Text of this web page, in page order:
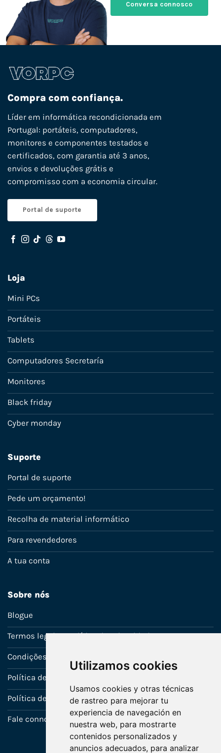
Utilizamos cookies
Usamos cookies y otras técnicas
de rastreo para mejorar tu
experiencia de navegación en
nuestra web, para mostrarte
contenidos personalizados y
anuncios adecuados, para analizar
Conversa connosco
Compra com confiança.
Líder em informática recondicionada em
Portugal: portáteis, computadores,
monitores e componentes testados e
certificados, com garantia até 3 anos,
envios e devoluções grátis e
compromisso com a economia circular.
Portal de suporte
Loja
Mini PCs
Portáteis
Tablets
Computadores Secretaría
Monitores
Black friday
Cyber monday
Suporte
Portal de suporte
Pede um orçamento!
Recolha de material informático
Para revendedores
A tua conta
Sobre nós
Blogue
Termos legais e política de privacidade
Condições de venda
Política de Garantia
Política de utilização de cookies
Fale connosco